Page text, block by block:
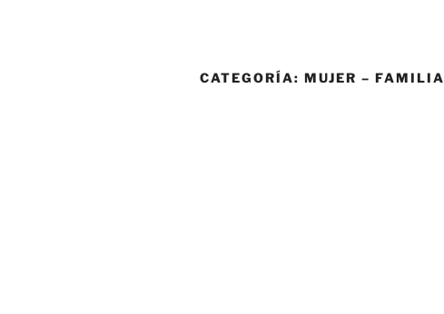
CATEGORÍA: MUJER – FAMILIA